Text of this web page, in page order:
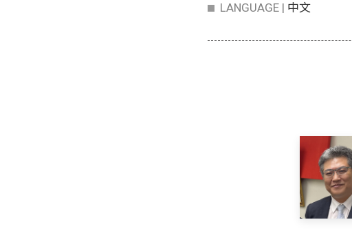
LANGUAGE | 中文